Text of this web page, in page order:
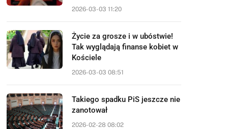
2026-03-03 11:20
Życie za grosze i w ubóstwie!
Tak wyglądają finanse kobiet w
Kościele
2026-03-03 08:51
Takiego spadku PiS jeszcze nie
zanotował
2026-02-28 08:02